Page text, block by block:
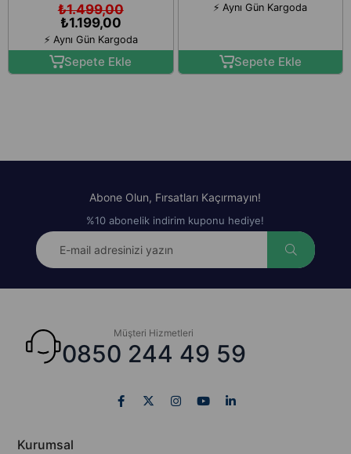
₺1.199,00
₺1.499,00
Sepete Ekle
⚡ Aynı Gün Kargoda
Sepete Ekle
⚡ Aynı Gün Kargoda
Abone Olun, Fırsatları Kaçırmayın!
%10 abonelik indirim kuponu hediye!
Müşteri Hizmetleri
0850 244 49 59
Kurumsal